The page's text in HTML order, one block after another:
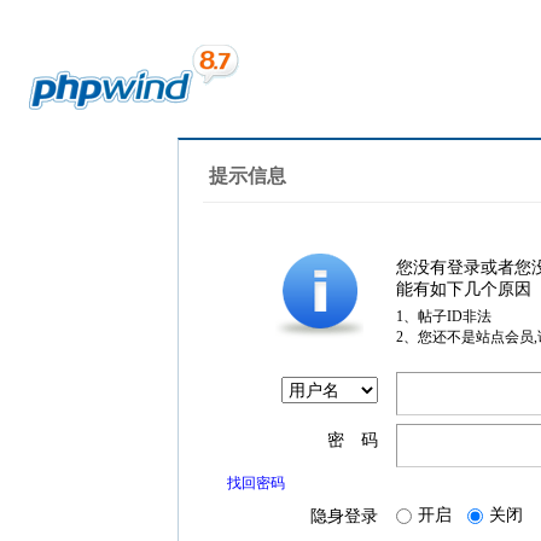
提示信息
您没有登录或者您
能有如下几个原因
1、帖子ID非法
2、您还不是站点会员
密 码
找回密码
隐身登录 开启 关闭